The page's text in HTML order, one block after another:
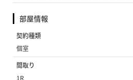
部屋情報
契約種類
個室
間取り
1R